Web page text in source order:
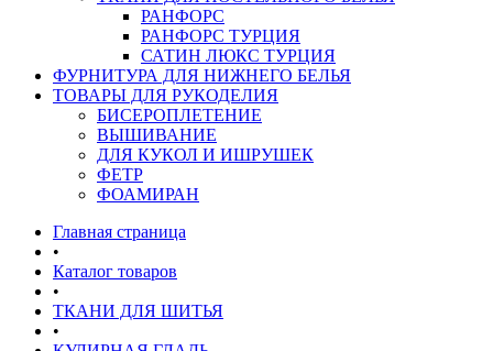
РАНФОРС
РАНФОРС ТУРЦИЯ
САТИН ЛЮКС ТУРЦИЯ
ФУРНИТУРА ДЛЯ НИЖНЕГО БЕЛЬЯ
ТОВАРЫ ДЛЯ РУКОДЕЛИЯ
БИСЕРОПЛЕТЕНИЕ
ВЫШИВАНИЕ
ДЛЯ КУКОЛ И ИШРУШЕК
ФЕТР
ФОАМИРАН
Главная страница
•
Каталог товаров
•
ТКАНИ ДЛЯ ШИТЬЯ
•